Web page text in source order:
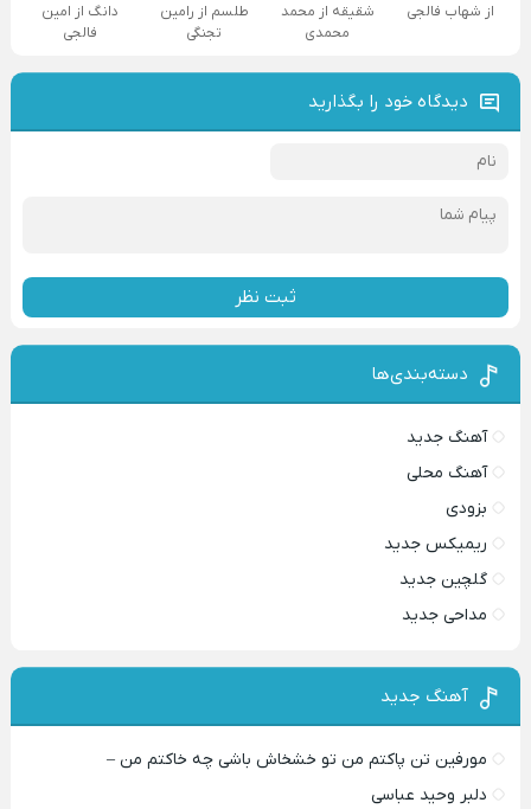
از شهاب فالجی
شقیقه از محمد
محمدی
طلسم از رامین
تجنگی
دانگ از امین
فالجی
دیدگاه خود را بگذارید
ثبت نظر
دسته‌بندی‌ها
آهنگ جدید
آهنگ محلی
بزودی
ریمیکس جدید
گلچین جدید
مداحی جدید
آهنگ جدید
مورفین تن پاکتم من تو خشخاش باشی چه خاکتم من –
دلبر وحید عباسی